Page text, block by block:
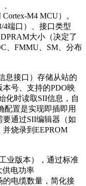
M4 MCU）。
4端口）、接口类型
大小（决定了
、FMMU、SM、分布
息接口）存储从站的
号、支持的PDO映
化时读取SII信息，自
配置是实现即插即用
要通过SII编辑器（如
烧录到EEPROM
业版本），通过标准
供电功率
的电缆数量，简化接